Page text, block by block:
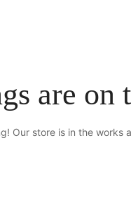
are on
Our store is in the works